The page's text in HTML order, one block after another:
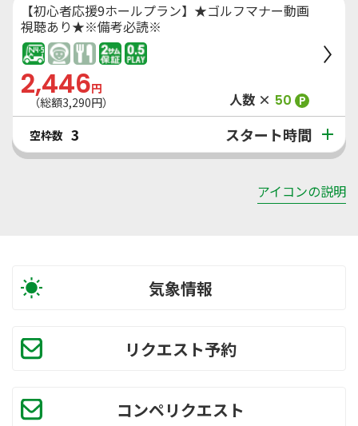
【初心者応援9ホールプラン】★ゴルフマナー動画
視聴あり★※備考必読※
2,446円
（総額3,290円） 人数 × 50 P
空枠数 3 スタート時間
アイコンの説明
気象情報
リクエスト予約
コンペリクエスト